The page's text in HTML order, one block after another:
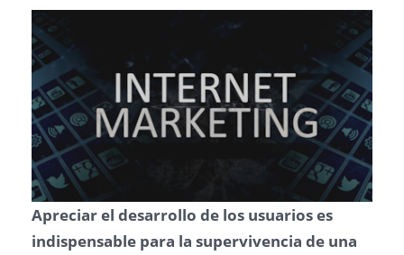
Apreciar el desarrollo de los usuarios es
indispensable para la supervivencia de una